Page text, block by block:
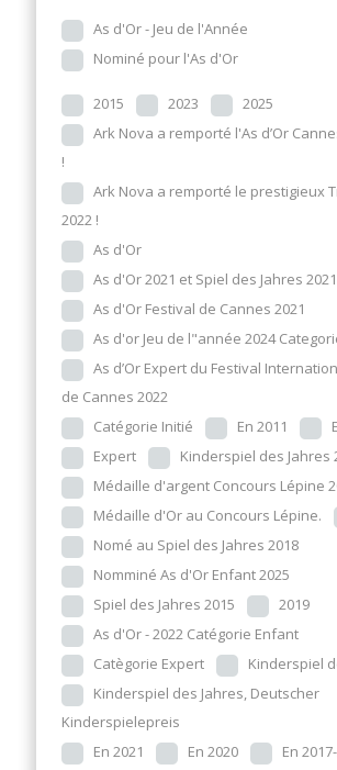
As d'Or - Jeu de l'Année
Nominé pour l'As d'Or
2015 2023
2025
Ark Nova a remporté l'As d’Or
!
Ark Nova a remporté le prestigieux
2022 !
As d'Or
As d'Or 2021 et Spiel des Jahres 2021
As d'Or Festival de Cannes 2021
As d'or Jeu de l"année 2024
As d’Or Expert du Festival
de Cannes 2022
Catégorie Initié
En 2011
Expert
Kinderspiel des Jahres
Médaille d'argent Concours Lépine
Médaille d'Or au Concours Lépine.
Nomé au Spiel des Jahres 2018
Nomminé As d'Or Enfant 2025
Spiel des Jahres 2015
2019
As d'Or - 2022 Catégorie Enfant
Catègorie Expert
Kinderspiel
Kinderspiel des Jahres, Deutscher
Kinderspielepreis
En 2021
En 2020
En